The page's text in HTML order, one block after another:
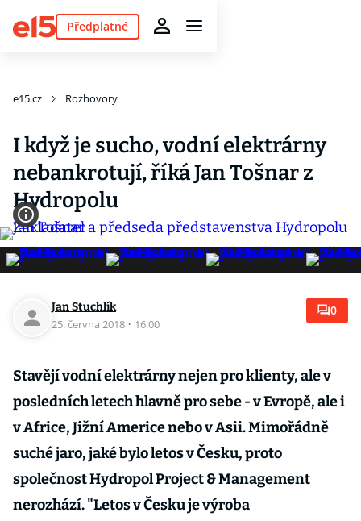
Předplatné
e15.cz Rozhovory
I když je sucho, vodní elektrárny
nebankrotují, říká Jan Tošnar z
Hydropolu
Jan Stuchlík
25. června 2018 · 16:00
0
Stavějí vodní elektrárny nejen pro klienty, ale v
posledních letech hlavně pro sebe - v Evropě, ale i
v Africe, Jižní Americe nebo v Asii. Mimořádně
suché jaro, jaké bylo letos v Česku, proto
společnost Hydropol Project & Management
nerozhází. "Letos v Česku je výroba